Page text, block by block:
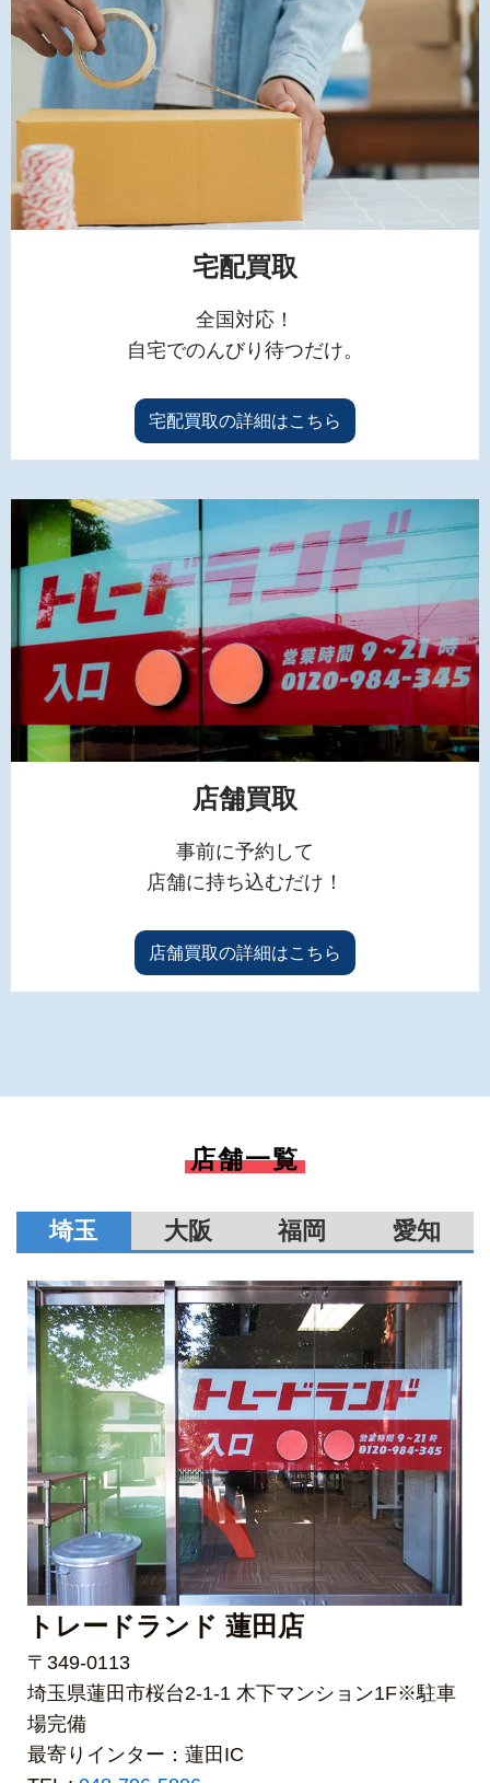
宅配買取
全国対応！
自宅でのんびり待つだけ。
宅配買取の詳細はこちら
店舗買取
事前に予約して
店舗に持ち込むだけ！
店舗買取の詳細はこちら
店舗一覧
埼玉 大阪 福岡 愛知
トレードランド 蓮田店
〒349-0113
埼玉県蓮田市桜台2-1-1 木下マンション1F※駐車
場完備
最寄りインター：蓮田IC